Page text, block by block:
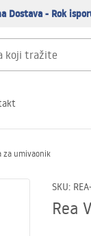
Dostava - Rok
za umivaonik
SKU:
Rea